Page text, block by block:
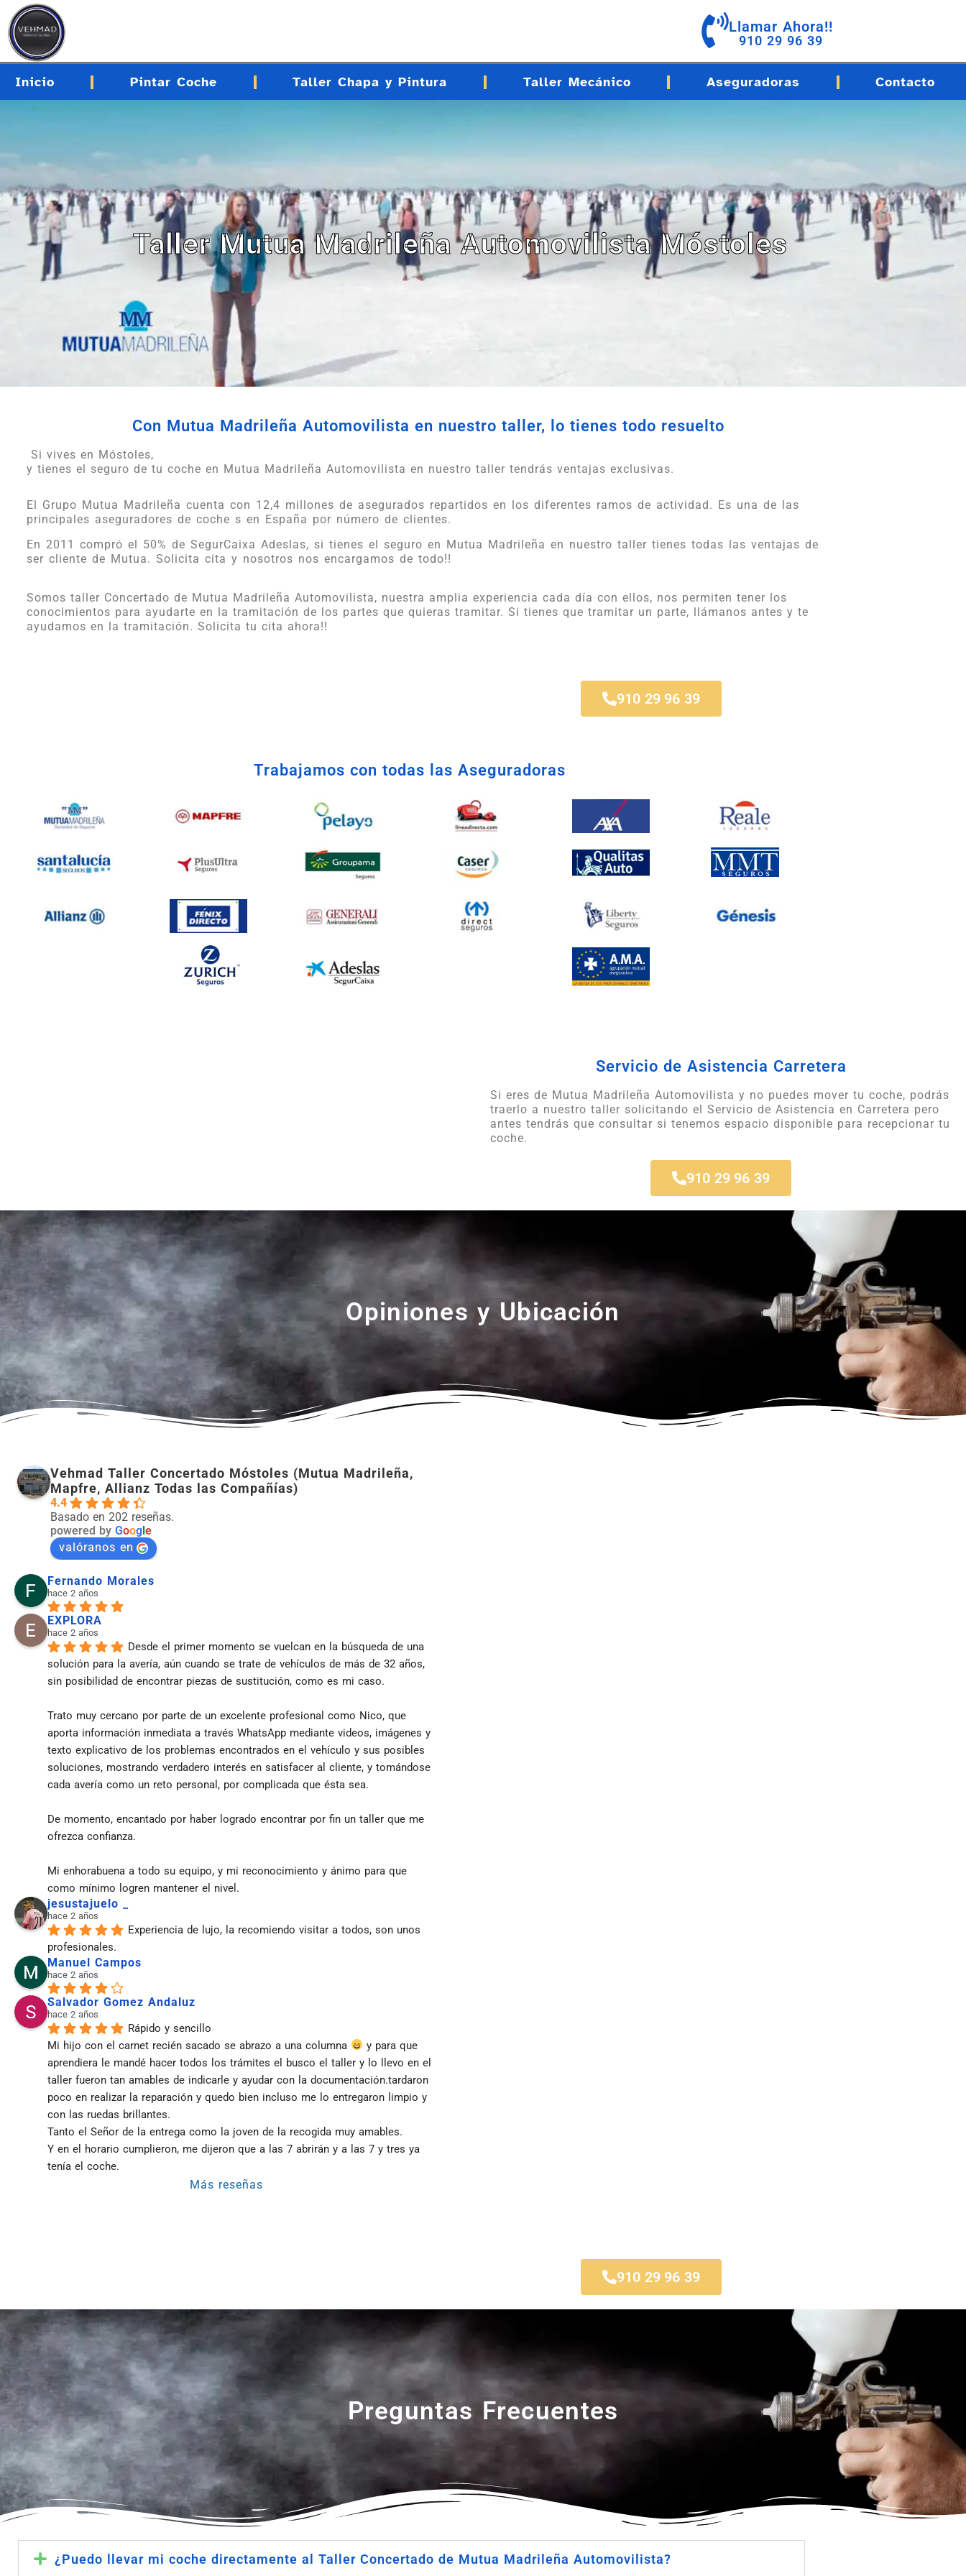
contenido
Llamar Ahora!!
910 29 96 39
Inicio Pintar Coche Taller Chapa y Pintura Taller Mecánico Aseguradoras Contacto
Taller Mutua Madrileña Automovilista Móstoles
Con Mutua Madrileña Automovilista en nuestro taller, lo tienes todo resuelto
Si vives en Móstoles,
y tienes el seguro de tu coche en Mutua Madrileña Automovilista en nuestro taller tendrás ventajas exclusivas.
El Grupo Mutua Madrileña cuenta con 12,4 millones de asegurados repartidos en los diferentes ramos de actividad. Es una de las
principales aseguradores de coche s en España por número de clientes.
En 2011 compró el 50% de SegurCaixa Adeslas, si tienes el seguro en Mutua Madrileña en nuestro taller tienes todas las ventajas de
ser cliente de Mutua. Solicita cita y nosotros nos encargamos de todo!!
Somos taller Concertado de Mutua Madrileña Automovilista, nuestra amplia experiencia cada día con ellos, nos permiten tener los
conocimientos para ayudarte en la tramitación de los partes que quieras tramitar. Si tienes que tramitar un parte, llámanos antes y te
ayudamos en la tramitación. Solicita tu cita ahora!!
910 29 96 39
Trabajamos con todas las Aseguradoras
Servicio de Asistencia Carretera
Si eres de Mutua Madrileña Automovilista y no puedes mover tu coche, podrás
traerlo a nuestro taller solicitando el Servicio de Asistencia en Carretera pero
antes tendrás que consultar si tenemos espacio disponible para recepcionar tu
coche.
910 29 96 39
Opiniones y Ubicación
Vehmad Taller Concertado Móstoles (Mutua Madrileña,
Mapfre, Allianz Todas las Compañías)
4.4
Basado en 202 reseñas.
powered by Google
valóranos en
Fernando Morales
hace 2 años
EXPLORA
hace 2 años
Desde el primer momento se vuelcan en la búsqueda de una
solución para la avería, aún cuando se trate de vehículos de más de 32 años,
sin posibilidad de encontrar piezas de sustitución, como es mi caso.
Trato muy cercano por parte de un excelente profesional como Nico, que
aporta información inmediata a través WhatsApp mediante videos, imágenes y
texto explicativo de los problemas encontrados en el vehículo y sus posibles
soluciones, mostrando verdadero interés en satisfacer al cliente, y tomándose
cada avería como un reto personal, por complicada que ésta sea.
De momento, encantado por haber logrado encontrar por fin un taller que me
ofrezca confianza.
Mi enhorabuena a todo su equipo, y mi reconocimiento y ánimo para que
como mínimo logren mantener el nivel.
jesustajuelo _
hace 2 años
Experiencia de lujo, la recomiendo visitar a todos, son unos
profesionales.
Manuel Campos
hace 2 años
Salvador Gomez Andaluz
hace 2 años
Rápido y sencillo
Mi hijo con el carnet recién sacado se abrazo a una columna
y para que
aprendiera le mandé hacer todos los trámites el busco el taller y lo llevo en el
taller fueron tan amables de indicarle y ayudar con la documentación.tardaron
poco en realizar la reparación y quedo bien incluso me lo entregaron limpio y
con las ruedas brillantes.
Tanto el Señor de la entrega como la joven de la recogida muy amables.
Y en el horario cumplieron, me dijeron que a las 7 abrirán y a las 7 y tres ya
tenía el coche.
Más reseñas
910 29 96 39
Preguntas Frecuentes
¿Puedo llevar mi coche directamente al Taller Concertado de Mutua Madrileña Automovilista?